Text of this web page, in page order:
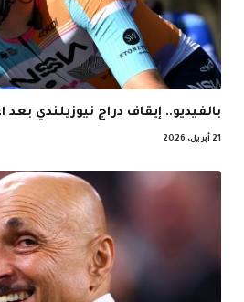
بالفيديو.. إيقاف دراج نيوزيلندي بعد
21 أبريل، 2026